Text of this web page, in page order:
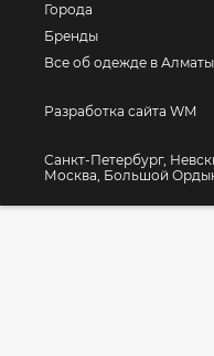
Города
Бренды
Все об одежде в Алматы
Разработка сайта WM
Санкт-Петербург,
Москва, Большой